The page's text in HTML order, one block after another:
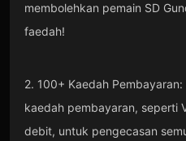
membolehkan pemain SD
faedah!
2. 100+ Kaedah
kaedah pembayaran, seperti
debit, untuk pengecasan